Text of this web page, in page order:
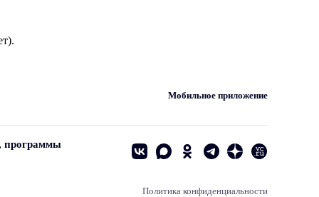
Мобильное приложение
программы
Политика конфиденциальности